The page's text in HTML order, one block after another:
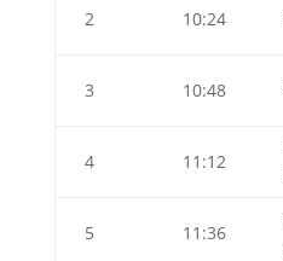
2 10:24
3 10:48
4 11:12
5 11:36